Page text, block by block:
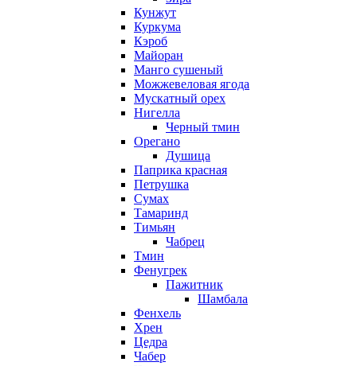
Кунжут
Куркума
Кэроб
Майоран
Манго сушеный
Можжевеловая ягода
Мускатный орех
Нигелла
Черный тмин
Орегано
Душица
Паприка красная
Петрушка
Сумах
Тамаринд
Тимьян
Чабрец
Тмин
Фенугрек
Пажитник
Шамбала
Фенхель
Хрен
Цедра
Чабер